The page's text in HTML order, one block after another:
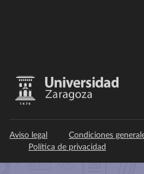
Aviso legal
Condiciones
Política de privacidad